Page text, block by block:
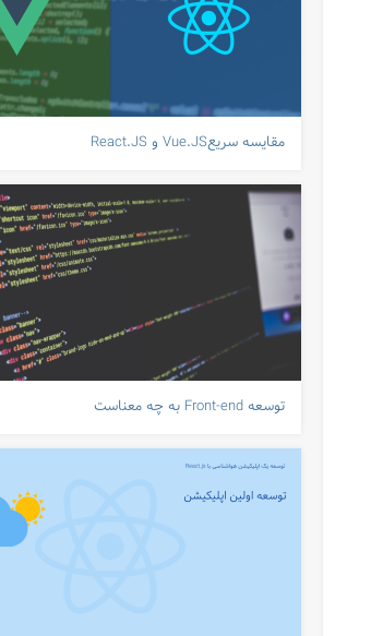
مقایسه سریعVue.JS و React.JS
توسعه Front-end به چه معناست